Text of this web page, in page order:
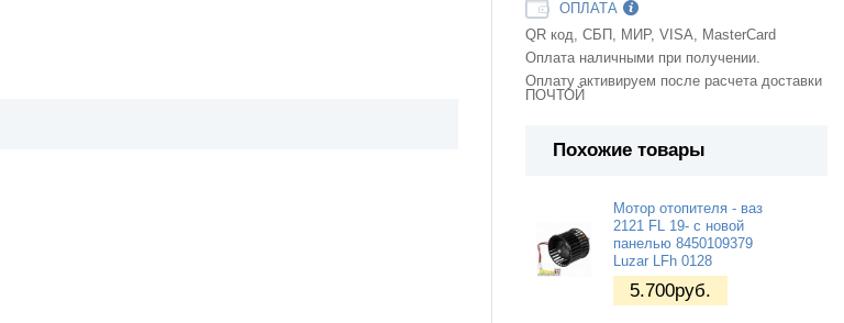
ОПЛАТА
QR код, СБП, МИР, VISA, MasterCard
Оплата наличными при получении.
Оплату активируем после расчета доставки
ПОЧТОЙ
Похожие товары
Мотор отопителя - ваз
2121 FL 19- с новой
панелью 8450109379
Luzar LFh 0128
5.700руб.